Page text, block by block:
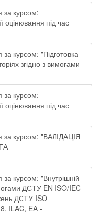
за курсом:
оцінювання під час
курсом: "Підготовка
згідно з вимогами
за курсом:
оцінювання під час
за курсом: "ВАЛІДАЦІЯ
курсом: "Внутрішній
ДСТУ EN ISO/IEC
ДСТУ ISO
ILAC, EA -